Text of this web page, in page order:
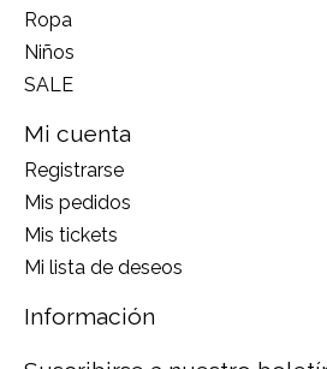
Ropa
Niños
SALE
Mi cuenta
Registrarse
Mis pedidos
Mis tickets
Mi lista de deseos
Información